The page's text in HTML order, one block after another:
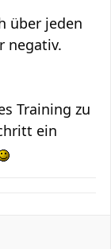
über jeden
negativ.
Training zu
ein